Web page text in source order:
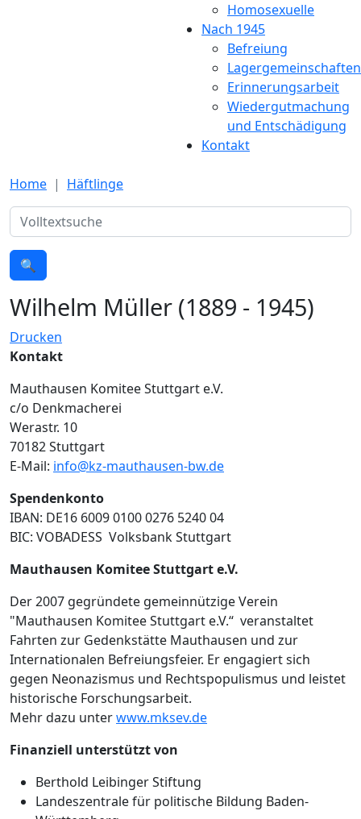
Homosexuelle
Nach 1945
Befreiung
Lagergemeinschaften
Erinnerungsarbeit
Wiedergutmachung
und Entschädigung
Kontakt
Home
Häftlinge
Suche
🔍
Wilhelm Müller (1889 - 1945)
Drucken
Kontakt
Mauthausen Komitee Stuttgart e.V.
c/o Denkmacherei
Werastr. 10
70182 Stuttgart
E-Mail: info@kz-mauthausen-bw.de
Spendenkonto
IBAN: DE16 6009 0100 0276 5240 04
BIC: VOBADESS Volksbank Stuttgart
Mauthausen Komitee Stuttgart e.V.
Der 2007 gegründete gemeinnützige Verein
"Mauthausen Komitee Stuttgart e.V.“ veranstaltet
Fahrten zur Gedenkstätte Mauthausen und zur
Internationalen Befreiungsfeier. Er engagiert sich
gegen Neonazismus und Rechtspopulismus und leistet
historische Forschungsarbeit.
Mehr dazu unterwww.mksev.de
Finanziell unterstützt von
Berthold Leibinger Stiftung
Landeszentrale für politische Bildung Baden-